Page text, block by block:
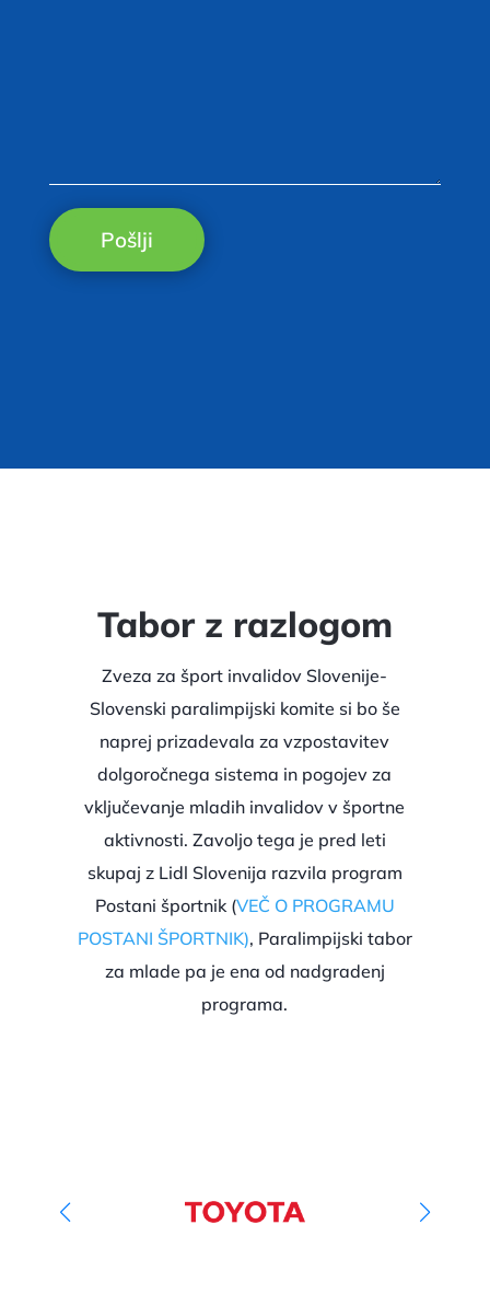
Tabor z razlogom
Zveza za šport invalidov Slovenije-
Slovenski paralimpijski komite si bo še
naprej prizadevala za vzpostavitev
dolgoročnega sistema in pogojev za
vključevanje mladih invalidov v športne
aktivnosti. Zavoljo tega je pred leti
skupaj z Lidl Slovenija razvila program
Postani športnik (VEČ O PROGRAMU
POSTANI ŠPORTNIK), Paralimpijski tabor
za mlade pa je ena od nadgradenj
programa.